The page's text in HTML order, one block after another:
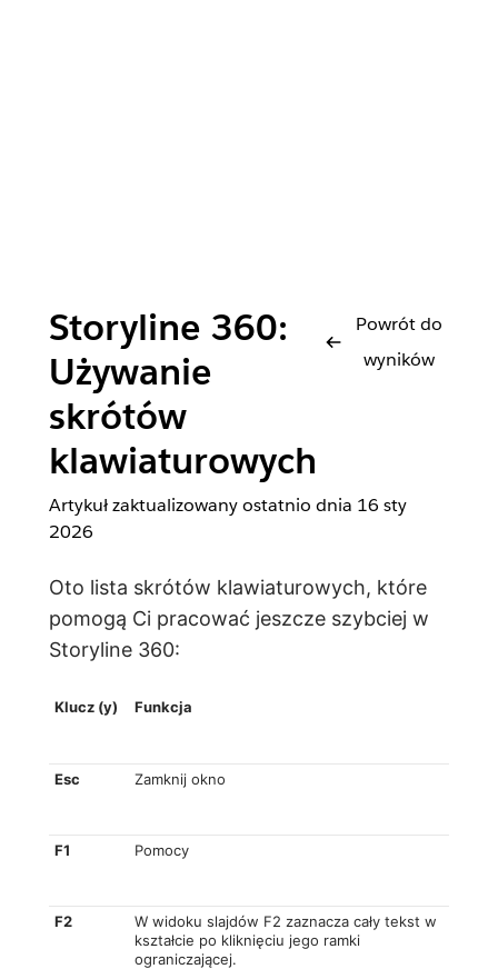
Storyline 360:
Używanie
skrótów
klawiaturowych
Powrót do
wyników
Artykuł zaktualizowany ostatnio dnia 16 sty
2026
Oto lista skrótów klawiaturowych, które
pomogą Ci pracować jeszcze szybciej w
Storyline 360:
Klucz (y) Funkcja
Esc Zamknij okno
F1 Pomocy
F2
W widoku slajdów F2 zaznacza cały tekst w
kształcie po kliknięciu jego ramki
ograniczającej.